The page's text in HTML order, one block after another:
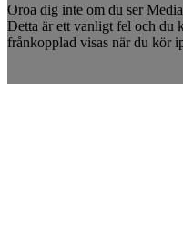
Oroa dig inte om du ser
Detta är ett vanligt fel och du
frånkopplad visas när du kör